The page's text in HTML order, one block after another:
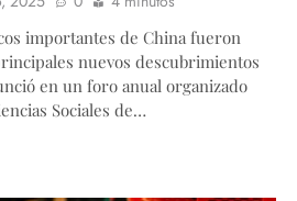
importantes de China fueron
nuevos descubrimientos
en un foro anual organizado
Sociales de…